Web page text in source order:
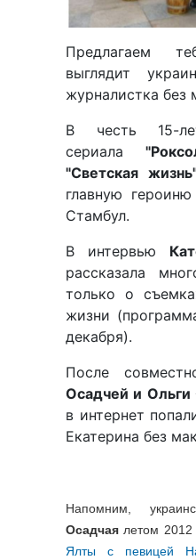
Предлагаем
выглядит
журналистка без
В честь 15-
сериала
"Светская
главную героиню
Стамбул.
В интервью
рассказала
только о
жизни
декабря).
После
Осадчей и Ольги
в интернет
Екатерина без
Напомним,
Осадчая летом 2012
Ялты с певицей